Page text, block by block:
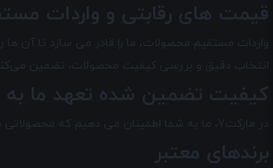
قیمت های رقابتی و واردات
انتخاب دقیق و بررسی کیفیت محصولات، تضمین
کیفیت تضمین شده تعهد ما به
در مارکت7 ، ما به شما اطمینان می دهیم که محصولاتی
برندهای معتبر